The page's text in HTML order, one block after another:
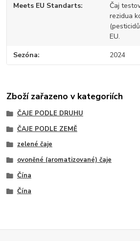
Meets EU Standarts
Čaj
rezidua
EU.
Sezóna 2024
Zboží zařazeno v kategoriích
ČAJE PODLE DRUHU
ČAJE PODLE ZEMĚ
zelené čaje
ovoněné (aromatizované) čaje
Čína
Čína